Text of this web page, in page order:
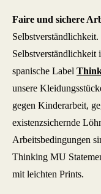
Faire und sichere
Selbstverständlichkeit
spanische Label
unsere
gegen Kinderarbeit,
existenzsichernde
Arbeitsbedingungen
Thinking MU
mit leichten Prints.